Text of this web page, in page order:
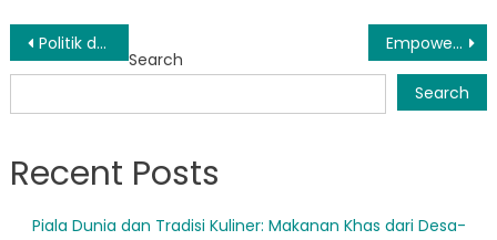
Post
navigation
Politik dan Makanan: Bagaimana Kampung Menjaga Kesehatan Melalui Tradisi Empowering Communities: The Role of Kontak BPBD Manado
Search
Search
Recent Posts
Piala Dunia dan Tradisi Kuliner: Makanan Khas dari Desa-